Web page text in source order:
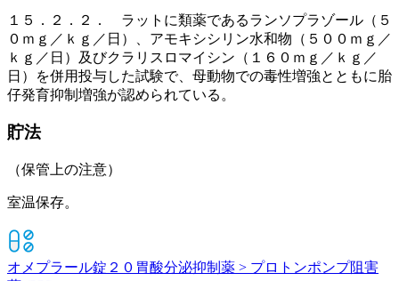
１５．２．２． ラットに類薬であるランソプラゾール（５
０ｍｇ／ｋｇ／日）、アモキシシリン水和物（５００ｍｇ／
ｋｇ／日）及びクラリスロマイシン（１６０ｍｇ／ｋｇ／
日）を併用投与した試験で、母動物での毒性増強とともに胎
仔発育抑制増強が認められている。
貯法
（保管上の注意）
室温保存。
オメプラール錠２０ 胃酸分泌抑制薬 > プロトンポンプ阻害